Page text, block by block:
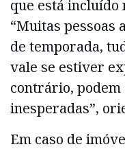
que está incluído
“Muitas pessoas
de temporada,
vale se estiver
contrário,
inesperadas”,
Em caso de